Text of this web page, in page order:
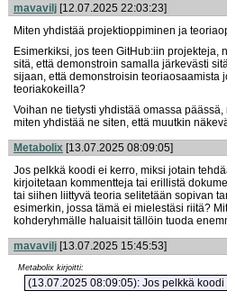
mavavilj [12.07.2025 22:03:23]
Miten yhdistää projektioppiminen ja
Esimerkiksi, jos teen GitHub:iin projekteja,
sitä, että demonstroin samalla järkevästi
sijaan, että demonstroisin teoriaosaamista
teoriakokeilla?
Voihan ne tietysti yhdistää omassa
miten yhdistää ne siten, että muutkin
Metabolix [13.07.2025 08:09:05]
Jos pelkkä koodi ei kerro, miksi jotain
kirjoitetaan kommentteja tai erillistä
tai siihen liittyvä teoria selitetään sopivan
esimerkin, jossa tämä ei mielestäsi riitä?
kohderyhmälle haluaisit tällöin tuoda
mavavilj [13.07.2025 15:45:53]
Metabolix kirjoitti:
(13.07.2025 08:09:05): Jos pelkkä koodi